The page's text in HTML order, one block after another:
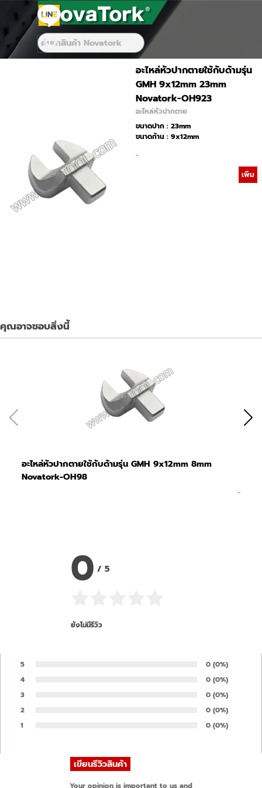
Go to content
Skip menu
Skip menu
อะไหล่หัวปากตายใช้กับด้ามรุ่น
GMH 9x12mm 23mm
Novatork-OH923
อะไหล่หัวปากตาย
ขนาดปาก : 23mm
ขนาดก้าน : 9x12mm
-
เพิ่ม
คุณอาจชอบสิ่งนี้
อะไหล่หัวปากตายใช้กับด้ามรุ่น GMH 9x12mm 8mm
Novatork-OH98
-
0 /5
ยังไม่มีรีวิว
5 Number of rates:
0 Percentage
(0%)
4 Number of rates:
0 Percentage
(0%)
3 Number of rates:
0 Percentage
(0%)
2 Number of rates:
0 Percentage
(0%)
1 Number of rates:
0 Percentage
(0%)
Your opinion is important to us and